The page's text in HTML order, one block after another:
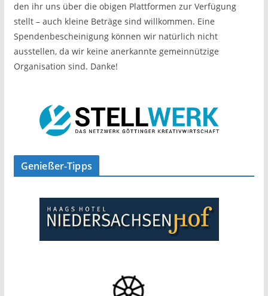
den ihr uns über die obigen Plattformen zur Verfügung
stellt – auch kleine Beträge sind willkommen. Eine
Spendenbescheinigung können wir natürlich nicht
ausstellen, da wir keine anerkannte gemeinnützige
Organisation sind. Danke!
Genießer-Tipps